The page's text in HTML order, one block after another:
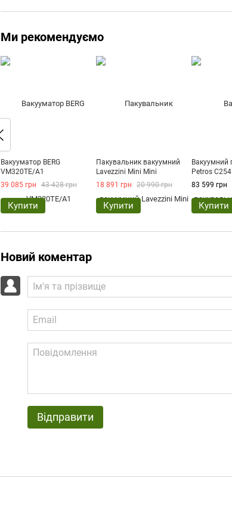
Ми рекомендуємо
Вакууматор BERG
VM320TE/A1
39 085 грн
43 428 грн
Купити
Пакувальник вакуумний
Lavezzini Mini Mini
18 891 грн
20 990 грн
Купити
Вакуумний
Petros С254
83 599 грн
Купити
Новий коментар
Відправити